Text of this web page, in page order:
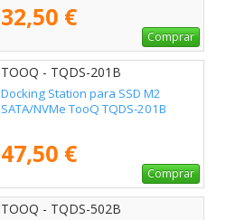
32,50 €
Comprar
TOOQ - TQDS-201B
Docking Station para SSD M2
SATA/NVMe TooQ TQDS-201B
47,50 €
Comprar
TOOQ - TQDS-502B